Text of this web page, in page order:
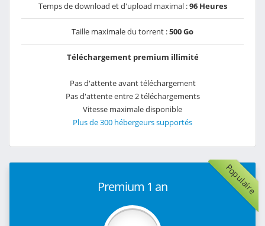
Temps de download et d'upload maximal :96 Heures
Taille maximale du torrent :500 Go
Téléchargement premium illimité
Pas d'attente avant téléchargement
Pas d'attente entre 2 téléchargements
Vitesse maximale disponible
Plus de 300 hébergeurs supportés
Populaire
Premium 1 an